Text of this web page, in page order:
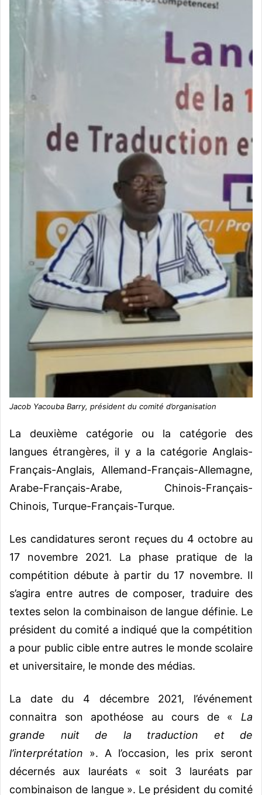
Jacob Yacouba Barry, président du comité d’organisation
La deuxième catégorie ou la catégorie des
langues étrangères, il y a la catégorie Anglais-
Français-Anglais, Allemand-Français-Allemagne,
Arabe-Français-Arabe, Chinois-Français-
Chinois, Turque-Français-Turque.
Les candidatures seront reçues du 4 octobre au
17 novembre 2021. La phase pratique de la
compétition débute à partir du 17 novembre. Il
s’agira entre autres de composer, traduire des
textes selon la combinaison de langue définie. Le
président du comité a indiqué que la compétition
a pour public cible entre autres le monde scolaire
et universitaire, le monde des médias.
La date du 4 décembre 2021, l’événement
connaitra son apothéose au cours de « La
grande nuit de la traduction et de
l’interprétation ». A l’occasion, les prix seront
décernés aux lauréats « soit 3 lauréats par
combinaison de langue ». Le président du comité